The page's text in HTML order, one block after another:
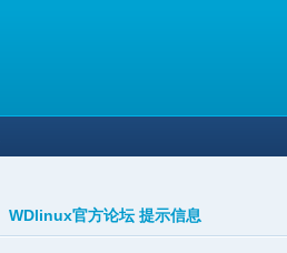
WDlinux官方论坛 提示信息